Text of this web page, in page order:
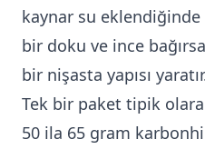
kaynar su eklendiğinde
bir doku ve ince
bir nişasta yapısı
Tek bir paket tipik
50 ila 65 gram